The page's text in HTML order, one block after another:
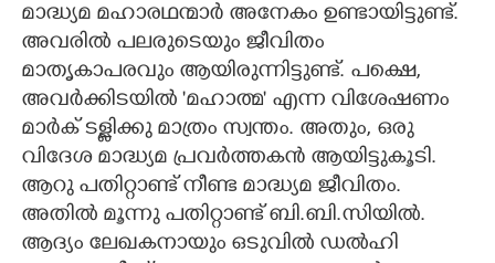
മാദ്ധ്യമ മഹാരഥന്മാർ അനേകം ഉണ്ടായിട്ടുണ്ട്.
അവരിൽ പലരുടെയും ജീവിതം
മാതൃകാപരവും ആയിരുന്നിട്ടുണ്ട്. പക്ഷെ,
അവർക്കിടയിൽ 'മഹാത്മ" എന്ന വിശേഷണം
മാർക് ടള്ളിക്കു മാത്രം സ്വന്തം. അതും,​ ഒരു
വിദേശ മാദ്ധ്യമ പ്രവർത്തകൻ ആയിട്ടുകൂടി.
ആറു പതിറ്റാണ്ട് നീണ്ട മാദ്ധ്യമ ജീവിതം.
അതിൽ മൂന്നു പതിറ്റാണ്ട് ബി.ബി.സിയിൽ.
ആദ്യം ലേഖകനായും ഒടുവിൽ ഡൽഹി